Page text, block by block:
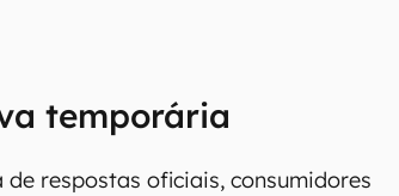
temporária
respostas oficiais, consumidores